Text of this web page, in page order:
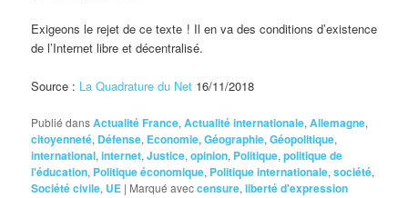
Exigeons le rejet de ce texte ! Il en va des conditions d’existence
de l’Internet libre et décentralisé.
Source : La Quadrature du Net 16/11/2018
Publié dansActualité France,Actualité internationale,Allemagne,
citoyenneté, Défense, Economie,Géographie,Géopolitique,
international,internet,Justice,opinion, Politique,politique de
l'éducation, Politique économique, Politique internationale,société,
Société civile, UE | Marqué aveccensure,liberté d'expression